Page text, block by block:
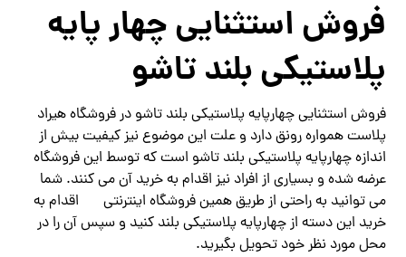
فروش استثنایی چهار پایه
پلاستیکی بلند تاشو
فروش استثنایی چهارپایه پلاستیکی بلند تاشو در فروشگاه هیراد
پلاست همواره رونق دارد و علت این موضوع نیز کیفیت بیش از
اندازه چهارپایه پلاستیکی بلند تاشو است که توسط این فروشگاه
عرضه شده و بسیاری از افراد نیز اقدام به خرید آن می کنند. شما
می توانید به راحتی از طریق همین فروشگاه اینترنتی
اقدام به
خرید این دسته از چهارپایه پلاستیکی بلند کنید و سپس آن را در
محل مورد نظر خود تحویل بگیرید.